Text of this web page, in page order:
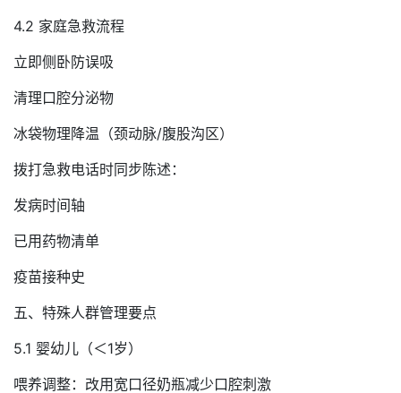
4.2 家庭急救流程
立即侧卧防误吸
清理口腔分泌物
冰袋物理降温（颈动脉/腹股沟区）
拨打急救电话时同步陈述：
发病时间轴
已用药物清单
疫苗接种史
五、特殊人群管理要点
5.1 婴幼儿（＜1岁）
喂养调整：改用宽口径奶瓶减少口腔刺激